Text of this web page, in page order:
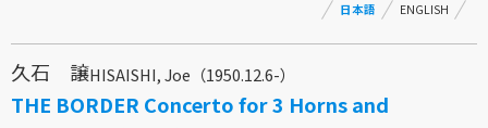
日本語 ENGLISH
久石 譲HISAISHI, Joe（1950.12.6-）
THE BORDER Concerto for 3 Horns and